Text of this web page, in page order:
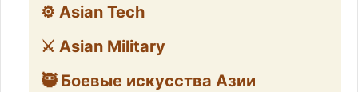
⚙️ Asian Tech
⚔️ Asian Military
🥷 Боевые искусства Азии